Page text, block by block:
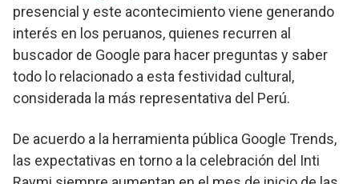
presencial y este acontecimiento viene generando
interés en los peruanos, quienes recurren al
buscador de Google para hacer preguntas y saber
todo lo relacionado a esta festividad cultural,
considerada la más representativa del Perú.
De acuerdo a la herramienta pública Google Trends,
las expectativas en torno a la celebración del Inti